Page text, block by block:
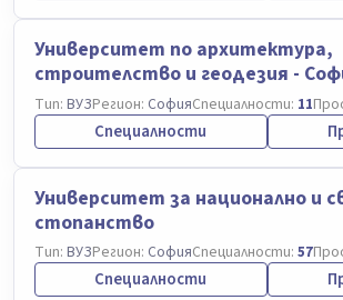
Университет по архитектура,
строителство и геодезия -
Тип: ВУЗРегион: СофияСпециалности: 11
Специалности
Университет за национално и
стопанство
Тип: ВУЗРегион: СофияСпециалности: 57
Специалности